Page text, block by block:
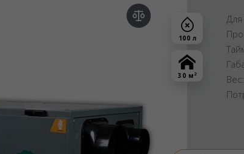
100 л
30 м 2